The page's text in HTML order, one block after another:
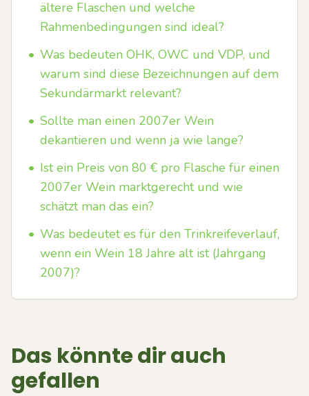
ältere Flaschen und welche
Rahmenbedingungen sind ideal?
• Was bedeuten OHK, OWC und VDP, und
warum sind diese Bezeichnungen auf dem
Sekundärmarkt relevant?
• Sollte man einen 2007er Wein
dekantieren und wenn ja wie lange?
• Ist ein Preis von 80 € pro Flasche für einen
2007er Wein marktgerecht und wie
schätzt man das ein?
• Was bedeutet es für den Trinkreifeverlauf,
wenn ein Wein 18 Jahre alt ist (Jahrgang
2007)?
Das könnte dir auch
gefallen